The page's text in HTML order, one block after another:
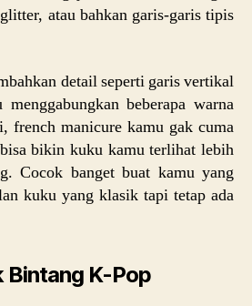
atau bahkan garis-garis tipis
detail seperti garis vertikal
beberapa warna
french manicure kamu gak cuma
bikin kuku kamu terlihat lebih
Cocok banget buat kamu yang
kuku yang klasik tapi tetap ada
Bintang K-Pop